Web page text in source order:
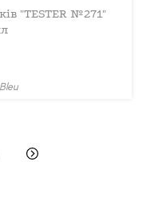
"TESTER №271"